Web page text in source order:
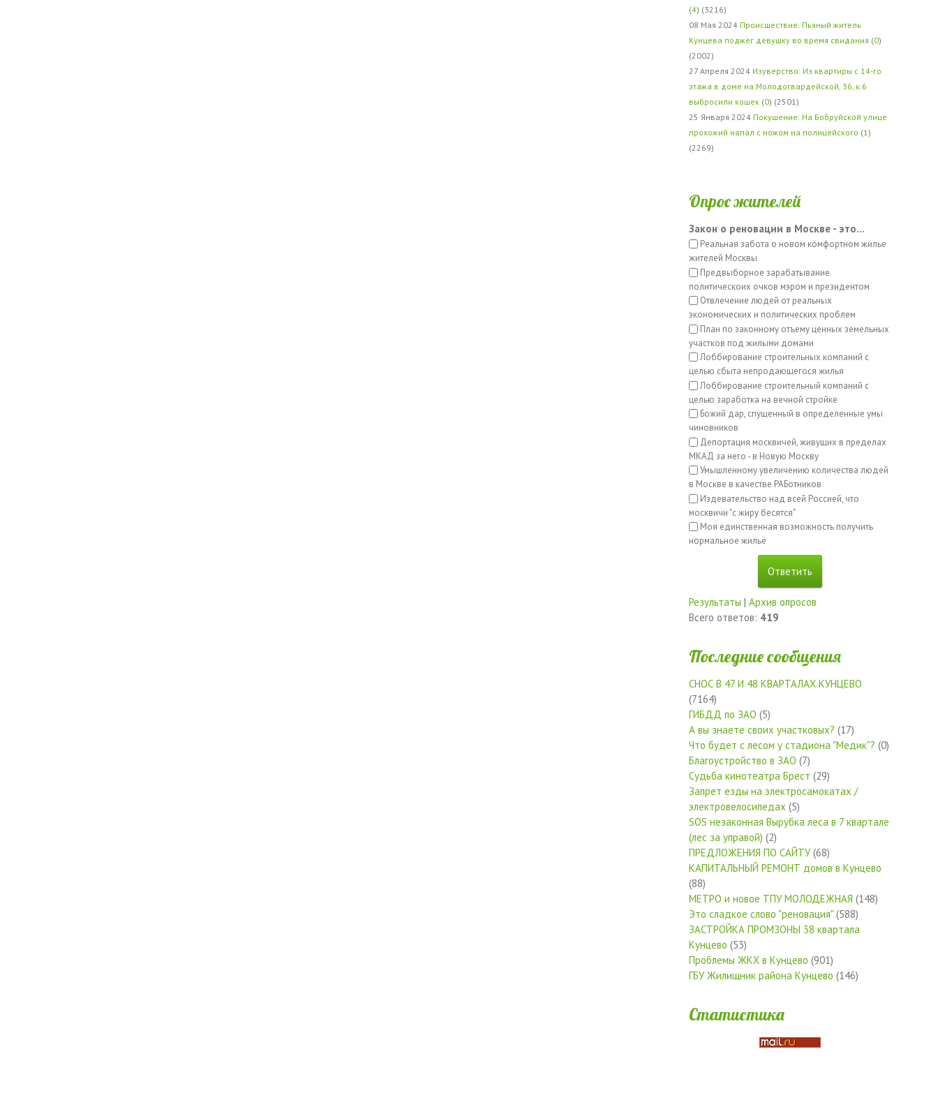
(4) (3216)
08 Мая 2024 Происшествие: Пьяный житель
Кунцева поджёг девушку во время свидания (0)
(2002)
27 Апреля 2024 Изуверство: Из квартиры с 14-го
этажа в доме на Молодогвардейской, 36, к.6
выбросили кошек (0) (2501)
25 Января 2024 Покушение: На Бобруйской улице
прохожий напал с ножом на полицейского (1)
(2269)
Опрос жителей
Закон о реновации в Москве - это...
Реальная забота о новом комфортном жилье
жителей Москвы
Предвыборное зарабатывание
политическоих очков мэром и президентом
Отвлечение людей от реальных
экономических и политических проблем
План по законному отъему ценных земельных
участков под жилыми домами
Лоббирование строительных компаний с
целью сбыта непродающегося жилья
Лоббирование строительный компаний с
целью заработка на вечной стройке
Божий дар, спущенный в определенные умы
чиновников
Депортация москвичей, живущих в пределах
МКАД за него - в Новую Москву
Умышленному увеличению количества людей
в Москве в качестве РАБотников
Издевательство над всей Россией, что
москвичи "с жиру бесятся"
Моя единственная возможность получить
нормальное жильё
Результаты | Архив опросов
Всего ответов: 419
Последние сообщения
СНОС В 47 И 48 КВАРТАЛАХ КУНЦЕВО
(7164)
ГИБДД по ЗАО (5)
А вы знаете своих участковых? (17)
Что будет с лесом у стадиона "Медик"? (0)
Благоустройство в ЗАО (7)
Судьба кинотеатра Брест (29)
Запрет езды на электросамокатах /
электровелосипедах (5)
SOS незаконная Вырубка леса в 7 квартале
(лес за управой) (2)
ПРЕДЛОЖЕНИЯ ПО САЙТУ(68)
КАПИТАЛЬНЫЙ РЕМОНТ домов в Кунцево
(88)
МЕТРО и новое ТПУ МОЛОДЕЖНАЯ (148)
Это сладкое слово "реновация"(588)
ЗАСТРОЙКА ПРОМЗОНЫ 38 квартала
Кунцево (53)
Проблемы ЖКХ в Кунцево (901)
ГБУ Жилищник района Кунцево (146)
Статистика